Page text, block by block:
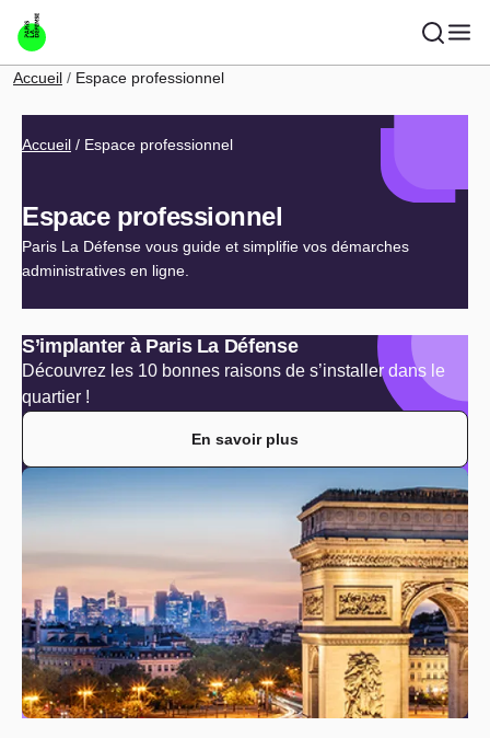
Aller au contenu principal
Fil d'Ariane
Accueil Espace professionnel
Fil d'Ariane
Accueil Espace professionnel
Espace professionnel
Paris La Défense vous guide et simplifie vos démarches
administratives en ligne.
S’implanter à Paris La Défense
Découvrez les 10 bonnes raisons de s’installer dans le
quartier !
En savoir plus